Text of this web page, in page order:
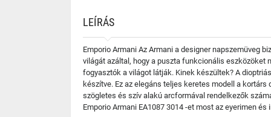
LEÍRÁS
Emporio Armani Az Armani a designer napszemüveg
világát azáltal, hogy a puszta funkcionális eszközöket
fogyasztók a világot látják. Kinek készültek? A
készítve. Ez az elegáns teljes keretes modell a
szögletes és szív alakú arcformával rendelkezők
Emporio Armani EA1087 3014 -et most az eyerimen